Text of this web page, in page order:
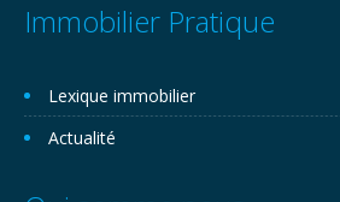
Immobilier Pratique
Lexique immobilier
Actualité